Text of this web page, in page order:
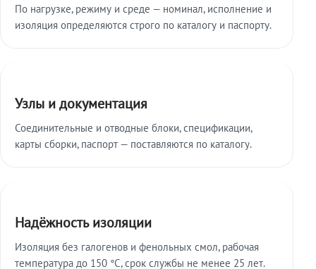
По нагрузке, режиму и среде — номинал, исполнение и
изоляция определяются строго по каталогу и паспорту.
Узлы и документация
Соединительные и отводные блоки, спецификации,
карты сборки, паспорт — поставляются по каталогу.
Надёжность изоляции
Изоляция без галогенов и фенольных смол, рабочая
температура до 150 °C, срок службы не менее 25 лет.